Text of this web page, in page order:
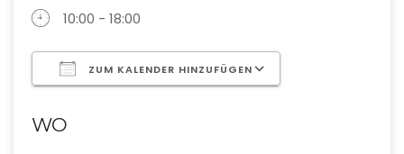
10:00 - 18:00
ZUM KALENDER HINZUFÜGEN
WO